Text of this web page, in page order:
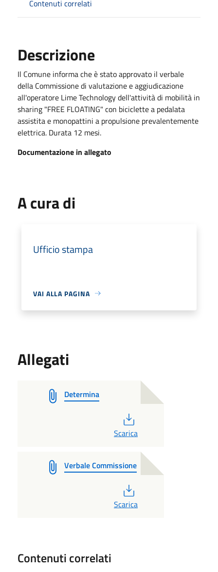
Contenuti correlati
Descrizione
Il Comune informa che è stato approvato il verbale
della Commissione di valutazione e aggiudicazione
all'operatore Lime Technology dell'attività di mobilità in
sharing "FREE FLOATING" con biciclette a pedalata
assistita e monopattini a propulsione prevalentemente
elettrica. Durata 12 mesi.
Documentazione in allegato
A cura di
Ufficio stampa
VAI ALLA PAGINA
Allegati
Determina
Scarica
Verbale Commissione
Scarica
Contenuti correlati